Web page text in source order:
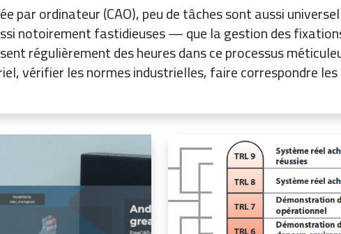
par ordinateur (CAO), peu de tâches sont aussi
notoirement fastidieuses — que la gestion des
régulièrement des heures dans ce processus
vérifier les normes industrielles, faire correspondre les